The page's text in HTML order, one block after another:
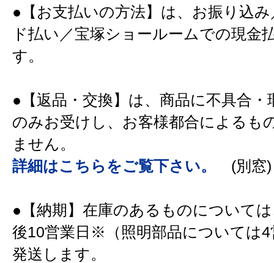
●【お支払いの方法】は、お振り込
ド払い／宝塚ショールームでの現金
す。
●【返品・交換】は、商品に不具合・
のみお受けし、お客様都合によるも
ません。
詳細はこちらをご覧下さい。
(別窓)
●【納期】在庫のあるものについて
後10営業日※（照明部品については4
発送します。